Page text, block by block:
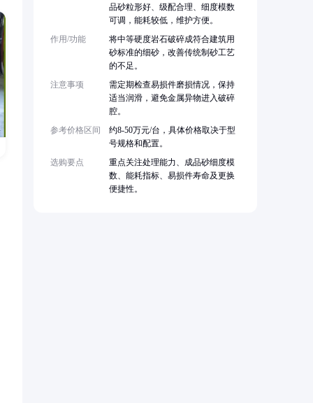
品砂粒形好、级配合理、细度模数
可调，能耗较低，维护方便。
作用/功能
将中等硬度岩石破碎成符合建筑用
砂标准的细砂，改善传统制砂工艺
的不足。
注意事项
需定期检查易损件磨损情况，保持
适当润滑，避免金属异物进入破碎
腔。
参考价格区间
约8-50万元/台，具体价格取决于型
号规格和配置。
选购要点
重点关注处理能力、成品砂细度模
数、能耗指标、易损件寿命及更换
便捷性。